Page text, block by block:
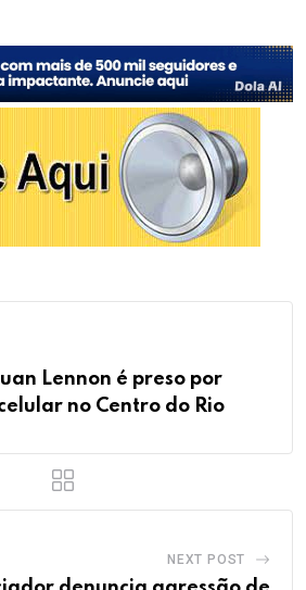
Lennon é preso por
no Centro do Rio
NEXT POST